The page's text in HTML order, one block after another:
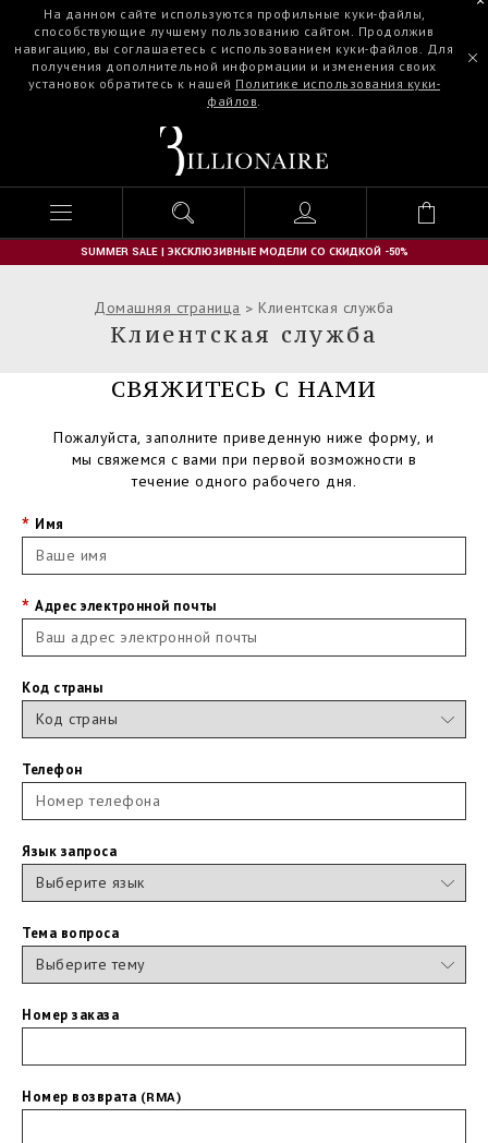
На данном сайте используются профильные куки-файлы,
способствующие лучшему пользованию сайтом. Продолжив
навигацию, вы соглашаетесь с использованием куки-файлов. Для
получения дополнительной информации и изменения своих
установок обратитесь к нашей Политике использования куки-
файлов.
l
l
o
n
r
e
SUMMER SALE | ЭКСКЛЮЗИВНЫЕ МОДЕЛИ СО СКИДКОЙ -50%
Домашняя страница Клиентская служба
Клиентская служба
СВЯЖИТЕСЬ С НАМИ
Пожалуйста, заполните приведенную ниже форму, и
мы свяжемся с вами при первой возможности в
течение одного рабочего дня.
Имя
Адрес электронной почты
Код страны
Телефон
Язык запроса
Тема вопроса
Номер заказа
Номер возврата (RMA)